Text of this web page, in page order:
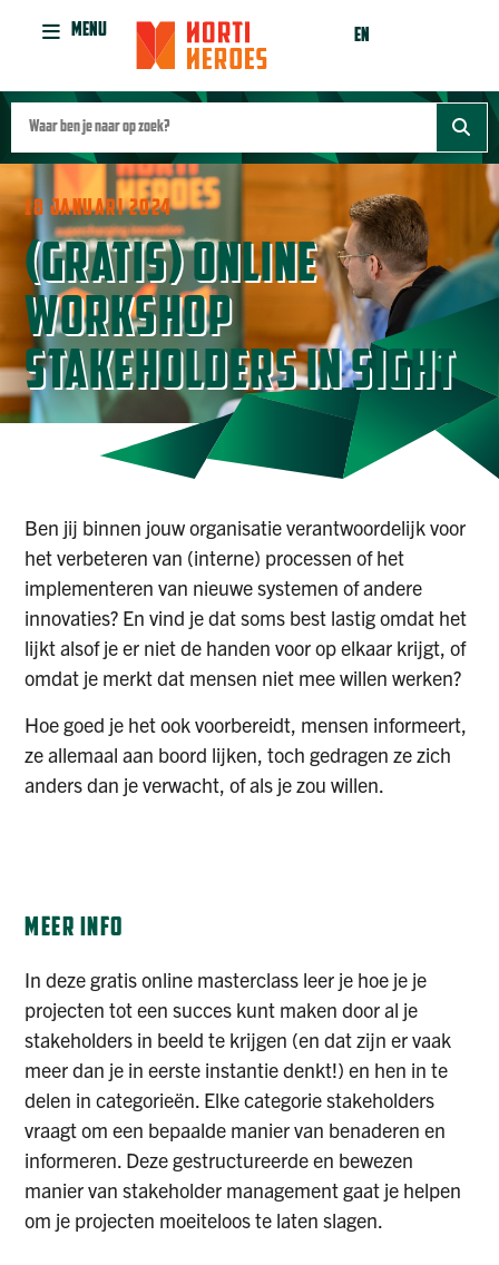
MENU EN
18 JANUARI 2024
(GRATIS) ONLINE
WORKSHOP
STAKEHOLDERS IN SIGHT
Ben jij binnen jouw organisatie verantwoordelijk voor
het verbeteren van (interne) processen of het
implementeren van nieuwe systemen of andere
innovaties? En vind je dat soms best lastig omdat het
lijkt alsof je er niet de handen voor op elkaar krijgt, of
omdat je merkt dat mensen niet mee willen werken?
Hoe goed je het ook voorbereidt, mensen informeert,
ze allemaal aan boord lijken, toch gedragen ze zich
anders dan je verwacht, of als je zou willen.
MEER INFO
In deze gratis online masterclass leer je hoe je je
projecten tot een succes kunt maken door al je
stakeholders in beeld te krijgen (en dat zijn er vaak
meer dan je in eerste instantie denkt!) en hen in te
delen in categorieën. Elke categorie stakeholders
vraagt om een bepaalde manier van benaderen en
informeren. Deze gestructureerde en bewezen
manier van stakeholder management gaat je helpen
om je projecten moeiteloos te laten slagen.